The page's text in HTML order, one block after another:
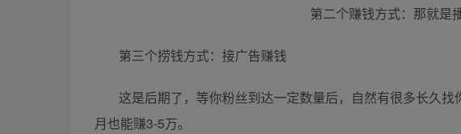
第二个赚钱方式：那就是
第三个捞钱方式：接广告赚钱
这是后期了，等你粉丝到达一定数量后，自然有很多长久
月也能赚3-5万。